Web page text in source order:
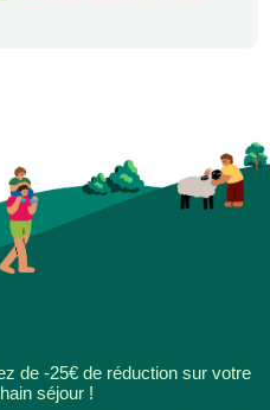
de -25€ de réduction sur votre
séjour !